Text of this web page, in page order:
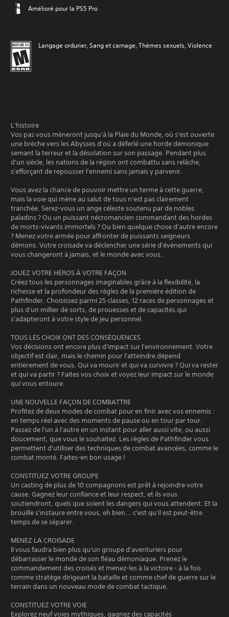
Amélioré pour la PS5 Pro
Langage ordurier, Sang et carnage, Thèmes sexuels, Violence
L'histoire
Vos pas vous mèneront jusqu'à la Plaie du Monde, où s'est ouverte
une brèche vers les Abysses d'où a déferlé une horde démonique
semant la terreur et la désolation sur son passage. Pendant plus
d'un siècle, les nations de la région ont combattu sans relâche,
s'efforçant de repousser l'ennemi sans jamais y parvenir.
Vous avez la chance de pouvoir mettre un terme à cette guerre,
mais la voie qui mène au salut de tous n'est pas clairement
tranchée. Serez-vous un ange céleste soutenu par de nobles
paladins ? Ou un puissant nécromancien commandant des hordes
de morts-vivants immortels ? Ou bien quelque chose d'autre encore
? Menez votre armée pour affronter de puissants seigneurs
démons. Votre croisade va déclencher une série d'événements qui
vous changeront à jamais, et le monde avec vous.
JOUEZ VOTRE HÉROS À VOTRE FAÇON
Créez tous les personnages imaginables grâce à la flexibilité, la
richesse et la profondeur des règles de la première édition de
Pathfinder. Choisissez parmi 25 classes, 12 races de personnages et
plus d'un millier de sorts, de prouesses et de capacités qui
s'adapteront à votre style de jeu personnel.
TOUS LES CHOIX ONT DES CONSÉQUENCES
Vos décisions ont encore plus d'impact sur l'environnement. Votre
objectif est clair, mais le chemin pour l'atteindre dépend
entièrement de vous. Qui va mourir et qui va survivre ? Qui va rester
et qui va partir ? Faites vos choix et voyez leur impact sur le monde
qui vous entoure.
UNE NOUVELLE FAÇON DE COMBATTRE
Profitez de deux modes de combat pour en finir avec vos ennemis :
en temps réel avec des moments de pause ou en tour par tour.
Passez de l'un à l'autre en un instant pour aller aussi vite, ou aussi
doucement, que vous le souhaitez. Les règles de Pathfinder vous
permettent d'utiliser des techniques de combat avancées, comme le
combat monté. Faites-en bon usage !
CONSTITUEZ VOTRE GROUPE
Un casting de plus de 10 compagnons est prêt à rejoindre votre
cause. Gagnez leur confiance et leur respect, et ils vous
soutiendront, quels que soient les dangers qui vous attendent. Et la
brouille s'instaure entre vous, eh bien... c'est qu'il est peut-être
temps de se séparer.
MENEZ LA CROISADE
Il vous faudra bien plus qu'un groupe d'aventuriers pour
débarrasser le monde de son fléau démoniaque. Prenez le
commandement des croisés et menez-les à la victoire - à la fois
comme stratège dirigeant la bataille et comme chef de guerre sur le
terrain dans un nouveau mode de combat tactique.
CONSTITUEZ VOTRE VOIE
Explorez neuf voies mythiques, gagnez des capacités